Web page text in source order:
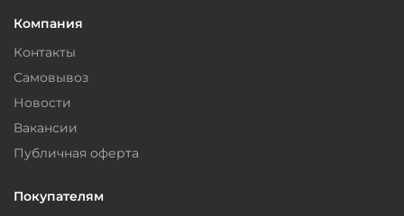
Компания
Контакты
Самовывоз
Новости
Вакансии
Публичная оферта
Покупателям